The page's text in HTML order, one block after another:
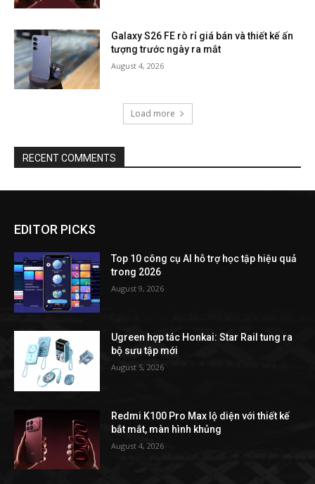
Galaxy S26 FE rò rỉ giá bán và thiết kế ấn
tượng trước ngày ra mắt
August 4, 2026
Load more
RECENT COMMENTS
EDITOR PICKS
Top 10 công cụ AI hỗ trợ học tập hiệu quả
trong 2026
August 9, 2026
Ugreen hợp tác Honkai: Star Rail tung ra
bộ sưu tập mới
August 5, 2026
Redmi K100 Pro Max lộ diện với thiết kế
bắt mắt, màn hình khủng
August 4, 2026